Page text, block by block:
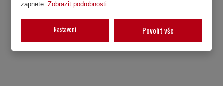
zapnete.Zobrazit podrobnosti
Nastavení Povolit vše